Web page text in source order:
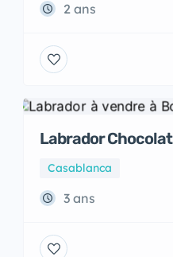
2 ans
Labrador Chocolat
Casablanca
3 ans